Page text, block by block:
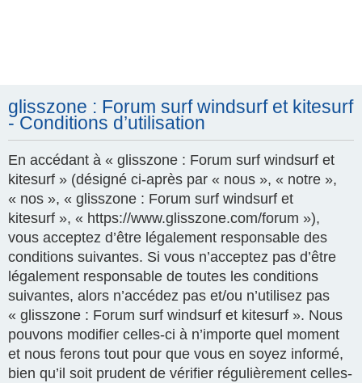
glisszone : Forum surf windsurf et kitesurf
- Conditions d’utilisation
En accédant à « glisszone : Forum surf windsurf et
kitesurf » (désigné ci-après par « nous », « notre »,
« nos », « glisszone : Forum surf windsurf et
kitesurf », « https://www.glisszone.com/forum »),
vous acceptez d’être légalement responsable des
conditions suivantes. Si vous n’acceptez pas d’être
légalement responsable de toutes les conditions
suivantes, alors n’accédez pas et/ou n’utilisez pas
« glisszone : Forum surf windsurf et kitesurf ». Nous
pouvons modifier celles-ci à n’importe quel moment
et nous ferons tout pour que vous en soyez informé,
bien qu’il soit prudent de vérifier régulièrement celles-